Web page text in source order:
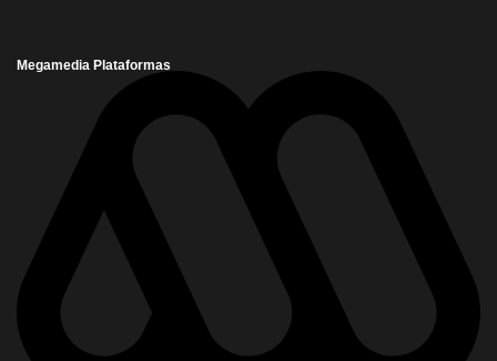
Megamedia Plataformas